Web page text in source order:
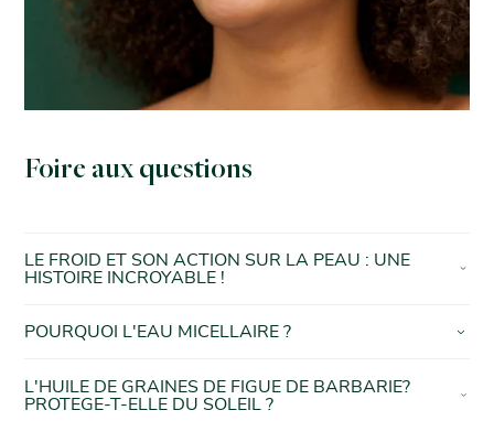
Foire aux questions
LE FROID ET SON ACTION SUR LA PEAU : UNE
HISTOIRE INCROYABLE !
POURQUOI L'EAU MICELLAIRE ?
L'HUILE DE GRAINES DE FIGUE DE BARBARIE?
PROTEGE-T-ELLE DU SOLEIL ?